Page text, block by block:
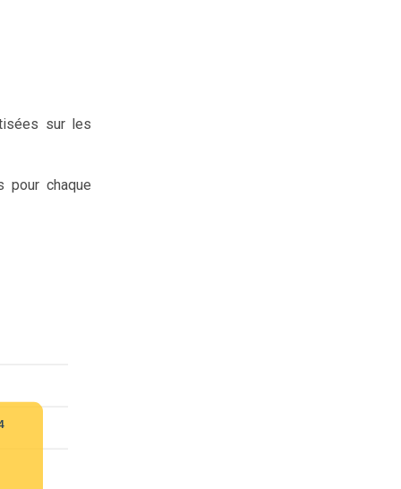
sur les
pour chaque